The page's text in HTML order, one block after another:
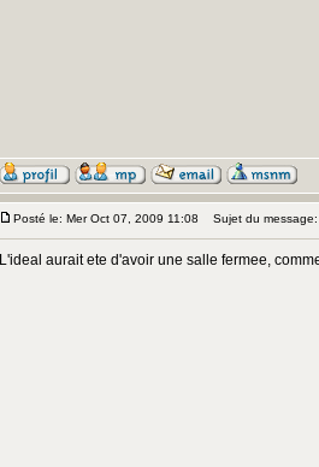
Posté le: Mer Oct 07, 2009 11:08 Sujet du message:
L'ideal aurait ete d'avoir une salle fermee,